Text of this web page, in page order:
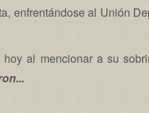
enfrentándose al Unión
al mencionar a su